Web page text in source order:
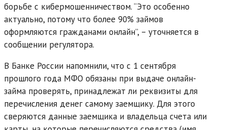
борьбе с кибермошенничеством. “Это особенно
актуально, потому что более 90% займов
оформляются гражданами онлайн”, – уточняется в
сообщении регулятора.
В Банке России напомнили, что с 1 сентября
прошлого года МФО обязаны при выдаче онлайн-
займа проверять, принадлежат ли реквизиты для
перечисления денег самому заемщику. Для этого
сверяются данные заемщика и владельца счета или